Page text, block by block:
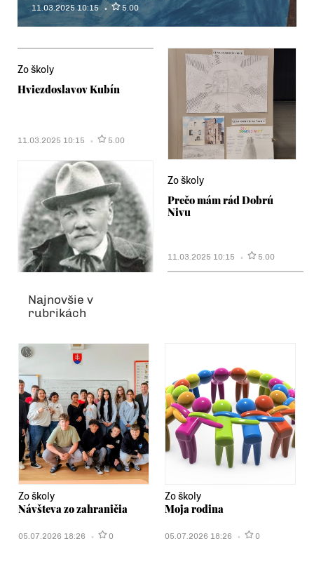
11.03.2025 10:15 5.00
Zo školy
Hviezdoslavov Kubín
11.03.2025 10:15 5.00
Zo školy
Prečo mám rád Dobrú
Nivu
11.03.2025 10:15 5.00
Najnovšie v
rubrikách
Zo školy
Návšteva zo zahraničia
05.07.2026 18:26 0
Zo školy
Moja rodina
05.07.2026 18:26 0